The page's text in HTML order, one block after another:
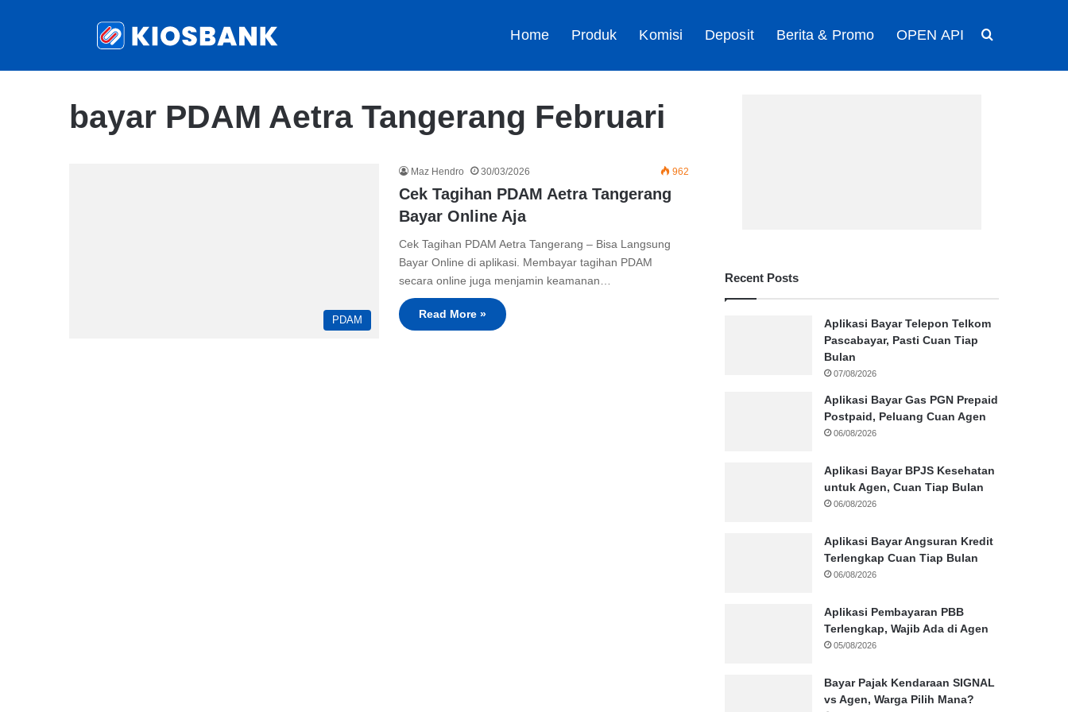
Home Produk Komisi Deposit Berita & Promo OPEN API
bayar PDAM Aetra Tangerang Februari
PDAM
Maz Hendro 30/03/2026 962
Cek Tagihan PDAM Aetra Tangerang
Bayar Online Aja
Cek Tagihan PDAM Aetra Tangerang – Bisa Langsung
Bayar Online di aplikasi. Membayar tagihan PDAM
secara online juga menjamin keamanan…
Read More »
Recent Posts
Aplikasi Bayar Telepon Telkom
Pascabayar, Pasti Cuan Tiap
Bulan
07/08/2026
Aplikasi Bayar Gas PGN Prepaid
Postpaid, Peluang Cuan Agen
06/08/2026
Aplikasi Bayar BPJS Kesehatan
untuk Agen, Cuan Tiap Bulan
06/08/2026
Aplikasi Bayar Angsuran Kredit
Terlengkap Cuan Tiap Bulan
06/08/2026
Aplikasi Pembayaran PBB
Terlengkap, Wajib Ada di Agen
05/08/2026
Bayar Pajak Kendaraan SIGNAL
vs Agen, Warga Pilih Mana?